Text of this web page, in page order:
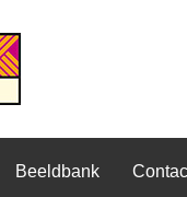
Beeldbank